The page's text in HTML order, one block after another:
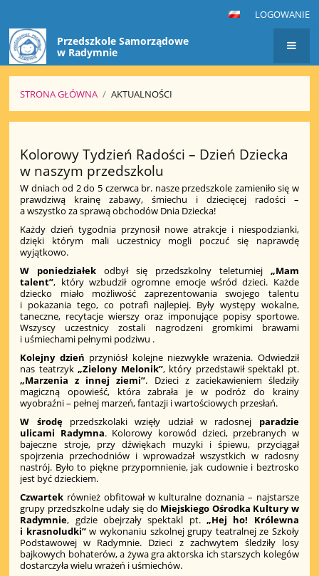
LOGOWANIE
Przedszkole Samorządowe
w Radymnie
STRONA GŁÓWNA / AKTUALNOŚCI
Kolorowy Tydzień Radości – Dzień Dziecka
w naszym przedszkolu
W dniach od 2 do 5 czerwca br. nasze przedszkole zamieniło się w
prawdziwą krainę zabawy, śmiechu i dziecięcej radości –
a wszystko za sprawą obchodów Dnia Dziecka!
Każdy dzień tygodnia przynosił nowe atrakcje i niespodzianki,
dzięki którym mali uczestnicy mogli poczuć się naprawdę
wyjątkowo.
W poniedziałek odbył się przedszkolny teleturniej „Mam
talent”, który wzbudził ogromne emocje wśród dzieci. Każde
dziecko miało możliwość zaprezentowania swojego talentu
i pokazania tego, co potrafi najlepiej. Były występy wokalne,
taneczne, recytacje wierszy oraz imponujące popisy sportowe.
Wszyscy uczestnicy zostali nagrodzeni gromkimi brawami
i uśmiechami pełnymi podziwu .
Kolejny dzień przyniósł kolejne niezwykłe wrażenia. Odwiedził
nas teatrzyk„Zielony Melonik”, który przedstawił spektakl pt.
„Marzenia z innej ziemi”. Dzieci z zaciekawieniem śledziły
magiczną opowieść, która zabrała je w podróż do krainy
wyobraźni – pełnej marzeń, fantazji i wartościowych przesłań.
W środęprzedszkolaki wzięły udział w radosnej paradzie
ulicami Radymna. Kolorowy korowód dzieci, przebranych w
bajeczne stroje, przy dźwiękach muzyki i śpiewu, przyciągał
spojrzenia przechodniów i wprowadzał wszystkich w radosny
nastrój. Było to piękne przypomnienie, jak cudownie i beztrosko
jest być dzieckiem.
Czwartek również obfitował w kulturalne doznania – najstarsze
grupy przedszkolne udały się do Miejskiego Ośrodka Kultury w
Radymnie, gdzie obejrzały spektakl pt.„Hej ho! Królewna
i krasnoludki”w wykonaniu szkolnej grupy teatralnej ze Szkoły
Podstawowej w Radymnie. Dzieci z zachwytem śledziły losy
bajkowych bohaterów, a żywa gra aktorska ich starszych kolegów
dostarczyła wielu wrażeń i uśmiechów.